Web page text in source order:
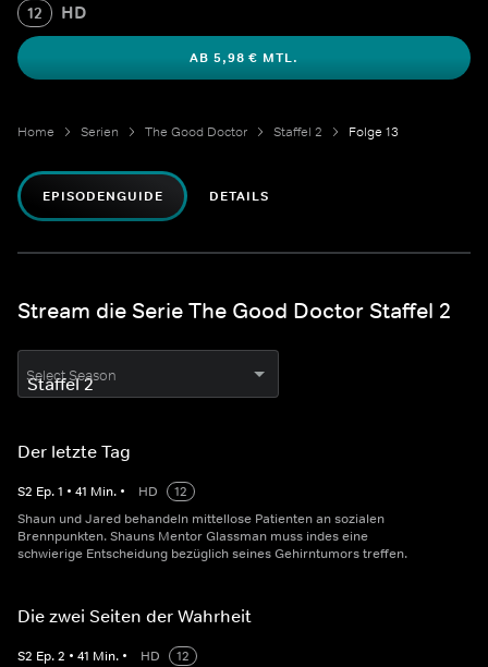
12 HD
AB 5,98 € MTL.
Home Serien The Good Doctor Staffel 2 Folge 13
EPISODENGUIDE DETAILS
Stream die Serie The Good Doctor Staffel 2
Select Season
Der letzte Tag
S2 Ep.1 • 41 Min. • HD
12
Shaun und Jared behandeln mittellose Patienten an sozialen
Brennpunkten. Shauns Mentor Glassman muss indes eine
schwierige Entscheidung bezüglich seines Gehirntumors treffen.
Die zwei Seiten der Wahrheit
S2 Ep.2 • 41 Min. • HD
12